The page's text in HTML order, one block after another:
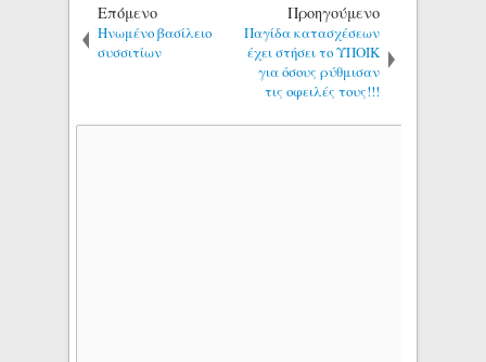
Επόμενο
Ηνωμένο βασίλειο
συσσιτίων
Προηγούμενο
Παγίδα κατασχέσεων
έχει στήσει το ΥΠΟΙΚ
για όσους ρύθμισαν
τις οφειλές τους!!!